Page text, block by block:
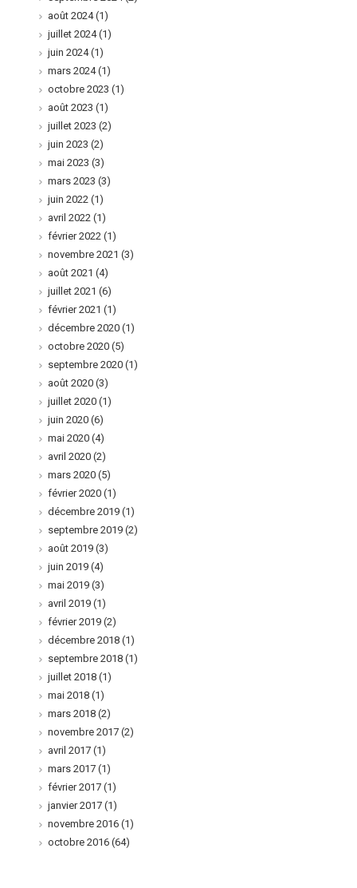
août 2024(1)
juillet 2024(1)
juin 2024(1)
mars 2024(1)
octobre 2023 (1)
août 2023 (1)
juillet 2023 (2)
juin 2023 (2)
mai 2023 (3)
mars 2023 (3)
juin 2022 (1)
avril 2022 (1)
février 2022 (1)
novembre 2021 (3)
août 2021 (4)
juillet 2021 (6)
février 2021 (1)
décembre 2020 (1)
octobre 2020 (5)
septembre 2020 (1)
août 2020 (3)
juillet 2020 (1)
juin 2020 (6)
mai 2020 (4)
avril 2020 (2)
mars 2020 (5)
février 2020 (1)
décembre 2019 (1)
septembre 2019 (2)
août 2019 (3)
juin 2019 (4)
mai 2019 (3)
avril 2019 (1)
février 2019 (2)
décembre 2018 (1)
septembre 2018 (1)
juillet 2018 (1)
mai 2018 (1)
mars 2018 (2)
novembre 2017 (2)
avril 2017 (1)
mars 2017 (1)
février 2017 (1)
janvier 2017 (1)
novembre 2016 (1)
octobre 2016 (64)